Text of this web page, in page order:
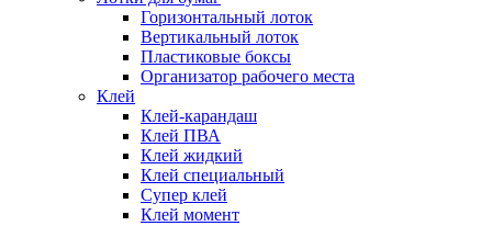
Горизонтальный лоток
Вертикальный лоток
Пластиковые боксы
Организатор рабочего места
Клей
Клей-карандаш
Клей ПВА
Клей жидкий
Клей специальный
Супер клей
Клей момент